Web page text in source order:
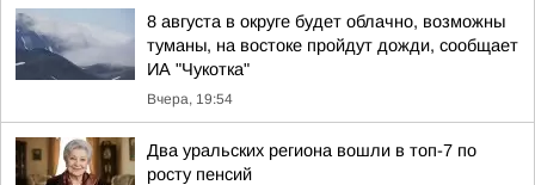
8 августа в округе будет облачно, возможны
туманы, на востоке пройдут дожди, сообщает
ИА "Чукотка"
Вчера, 19:54
Два уральских региона вошли в топ-7 по
росту пенсий